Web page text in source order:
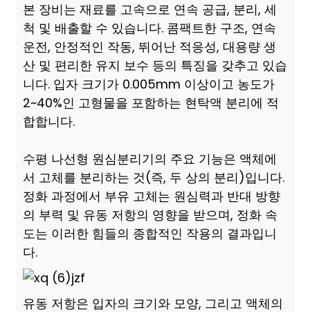
본 장비는 재료를 고속으로 연속 공급, 분리, 세
척 및 배출할 수 있습니다. 콤팩트한 구조, 연속
운전, 안정적인 작동, 뛰어난 적응성, 대용량 생
산 및 편리한 유지 보수 등의 특징을 갖추고 있습
니다. 입자 크기가 0.005mm 이상이고 농도가
2~40%인 고형물을 포함하는 현탁액 분리에 적
합합니다.
수평 나선형 원심분리기의 주요 기능은 액체에
서 고체를 분리하는 것(즉, 두 상의 분리)입니다.
정화 과정에서 부유 고체는 원심력과 반대 방향
의 부력 및 유동 저항의 영향을 받으며, 정화 속
도는 이러한 힘들의 종합적인 작용의 결과입니
다.
유동 저항은 입자의 크기와 모양, 그리고 액체의